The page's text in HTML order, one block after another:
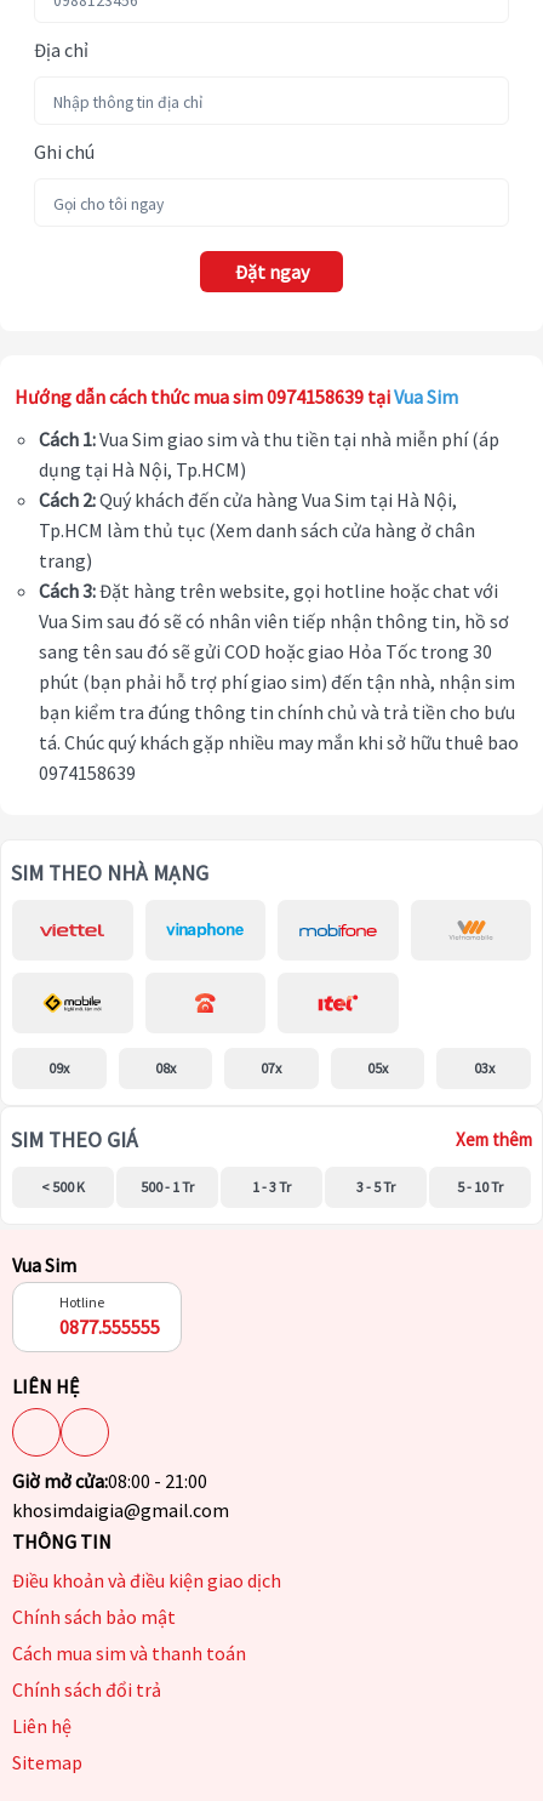
Địa chỉ
Ghi chú
Đặt ngay
Hướng dẫn cách thức mua sim 0974158639 tạiVua Sim
Cách 1:Vua Sim giao sim và thu tiền tại nhà miễn phí (áp
dụng tại Hà Nội, Tp.HCM)
Cách 2:Quý khách đến cửa hàng Vua Sim tại Hà Nội,
Tp.HCM làm thủ tục (Xem danh sách cửa hàng ở chân
trang)
Cách 3:Đặt hàng trên website, gọi hotline hoặc chat với
Vua Sim sau đó sẽ có nhân viên tiếp nhận thông tin, hồ sơ
sang tên sau đó sẽ gửi COD hoặc giao Hỏa Tốc trong 30
phút (bạn phải hỗ trợ phí giao sim) đến tận nhà, nhận sim
bạn kiểm tra đúng thông tin chính chủ và trả tiền cho bưu
tá. Chúc quý khách gặp nhiều may mắn khi sở hữu thuê bao
0974158639
SIM THEO NHÀ MẠNG
09x 08x 07x 05x 03x
SIM THEO GIÁ Xem thêm
< 500 K 500 - 1 Tr 1 - 3 Tr 3 - 5 Tr 5 - 10 Tr
Vua Sim
Hotline
0877.555555
LIÊN HỆ
Giờ mở cửa:08:00 - 21:00
khosimdaigia@gmail.com
THÔNG TIN
Điều khoản và điều kiện giao dịch
Chính sách bảo mật
Cách mua sim và thanh toán
Chính sách đổi trả
Liên hệ
Sitemap